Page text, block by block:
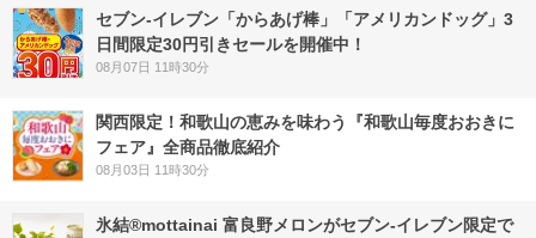
セブン‐イレブン「からあげ棒」「アメリカンドッグ」3
日間限定30円引きセールを開催中！
08月07日 11時30分
関西限定！和歌山の恵みを味わう『和歌山毎度おおきに
フェア』全商品徹底紹介
08月03日 11時30分
氷結®mottainai 富良野メロンがセブン‐イレブン限定で